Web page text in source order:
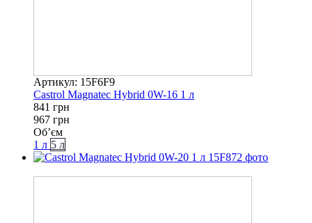
Артикул: 15F6F9
Castrol Magnatec Hybrid 0W-16 1 л
841 грн
967 грн
Об’єм
1 л 5 л